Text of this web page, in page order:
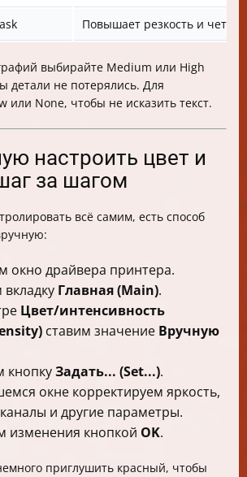
Повышает резкость и
выбирайте Medium или High
детали не потерялись. Для
или None, чтобы не исказить текст.
настроить цвет и
за шагом
всё самим, есть способ
окно драйвера принтера.
Главная (Main).
Цвет/интенсивность
ставим значение Вручную
кнопкуЗадать... (Set...).
окне корректируем яркость,
и другие параметры.
изменения кнопкой OK.
приглушить красный, чтобы